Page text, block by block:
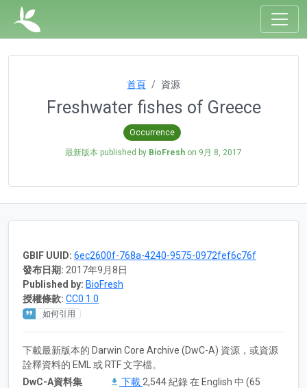
首頁 資源
Freshwater fishes of Greece
Occurrence
最新版本 published by BioFresh on 9月 8, 2017
GBIF UUID: 6ec2600f-768a-4240-9575-0972fef6c76f
發布日期: 2017年9月8日
Published by: BioFresh
授權條款: CC0 1.0
如何引用
下載最新版本的 Darwin Core Archive (DwC-A) 資源，或資源
詮釋資料的 EML 或 RTF 文字檔。
DwC-A資料集
下載 2,544 紀錄 在 English 中 (65